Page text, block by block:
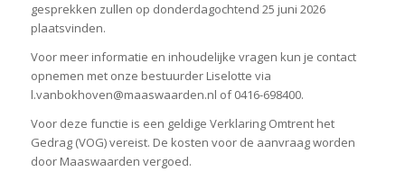
gesprekken zullen op donderdagochtend 25 juni 2026
plaatsvinden.
Voor meer informatie en inhoudelijke vragen kun je contact
opnemen met onze bestuurder Liselotte via
l.vanbokhoven@maaswaarden.nl of 0416-698400.
Voor deze functie is een geldige Verklaring Omtrent het
Gedrag (VOG) vereist. De kosten voor de aanvraag worden
door Maaswaarden vergoed.